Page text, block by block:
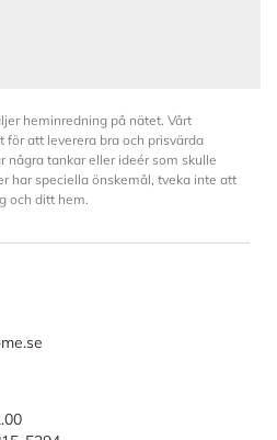
heminredning på nätet. Vårt
för att leverera bra och prisvärda
några tankar eller ideér som skulle
har speciella önskemål, tveka inte att
och ditt hem.